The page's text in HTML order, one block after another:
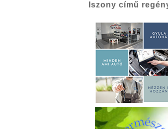
Iszony című